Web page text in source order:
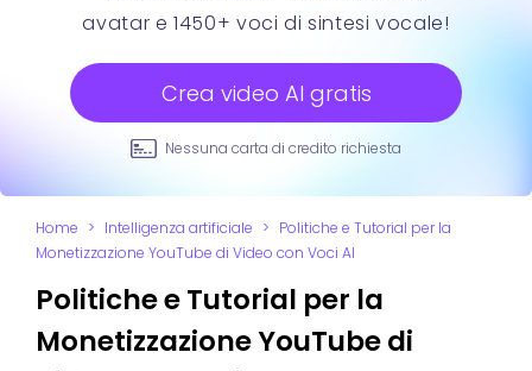
avatar e 1450+ voci di sintesi vocale!
Crea video AI gratis
Nessuna carta di credito richiesta
Home > Intelligenza artificiale > Politiche e Tutorial per la
Monetizzazione YouTube di Video con Voci AI
Politiche e Tutorial per la
Monetizzazione YouTube di